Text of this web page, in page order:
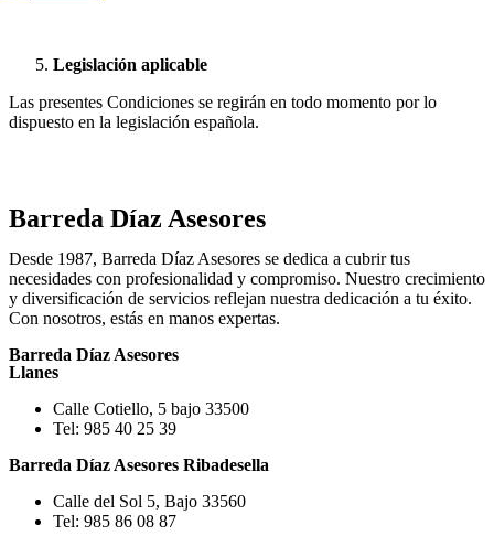
Legislación aplicable
Las presentes Condiciones se regirán en todo momento por lo
dispuesto en la legislación española.
Barreda Díaz Asesores
Desde 1987, Barreda Díaz Asesores se dedica a cubrir tus
necesidades con profesionalidad y compromiso. Nuestro crecimiento
y diversificación de servicios reflejan nuestra dedicación a tu éxito.
Con nosotros, estás en manos expertas.
Barreda Díaz Asesores
Llanes
Calle Cotiello, 5 bajo 33500
Tel: 985 40 25 39
Barreda Díaz Asesores Ribadesella
Calle del Sol 5, Bajo 33560
Tel: 985 86 08 87